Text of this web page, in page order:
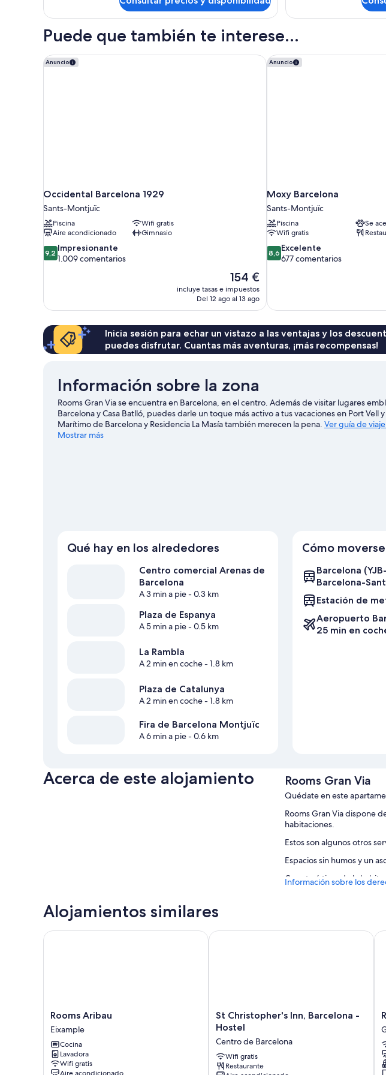
doble,
compartido
baño
compartido
económica
2
individuales,
baño
Puede que también te interese...
Anuncio
Occidental Barcelona 1929
Sants-Montjuïc
Piscina
Wifi gratis
Aire acondicionado
Gimnasio
9.2
sobre
9,2 Impresionante
1.009 comentarios
El
precio
actual
154 €
154 €
incluye tasas e impuestos
Del 12 ago al 13 ago
Occidental Barcelona 1929 Anuncio
Moxy Barcelona
Sants-Montjuïc
Piscina
Se
Wifi gratis
8.6
sobre
8,6 Excelente
677 comentarios
Moxy Barcelona
Inicia sesión para echar un vistazo a las ventajas y los
puedes disfrutar. Cuantas más aventuras, ¡más recompensas!
Información sobre la zona
Rooms Gran Via se encuentra en Barcelona, en el centro. Además de visitar lugares
Barcelona y Casa Batlló, puedes darle un toque más activo a tus vacaciones en Port Vell
Marítimo de Barcelona y Residencia La Masía también merecen la pena. Ver guía de
Mostrar más
Qué hay en los alrededores
Centro comercial Arenas de
Barcelona
A 3 min a pie- 0.3 km
Plaza de Espanya
A 5 min a pie- 0.5 km
La Rambla
A 2 min en coche- 1.8 km
Plaza de Catalunya
A 2 min en coche- 1.8 km
Fira de Barcelona Montjuïc
A 6 min a pie- 0.6 km
Cómo
Barcelona
Barcelona-
Estación de
Aeropuerto
25 min en
Acerca de este alojamiento Rooms Gran Via
Quédate en este
Rooms Gran Via dispone
habitaciones.
Estos son algunos otros
Espacios sin humos y un
Características de la
2 baños con duchas y
Información sobre los
Alojamientos similares
Rooms
Aribau
Eixample
Rooms Aribau
Eixample
Cocina
Lavadora
Wifi gratis
Aire acondicionado
Rooms Aribau
St
Christopher's
Barcelona
-
Hostel
St Christopher's Inn, Barcelona -
Hostel
Centro de Barcelona
Wifi gratis
Restaurante
St Christopher's Inn, Barcelona - Hostel